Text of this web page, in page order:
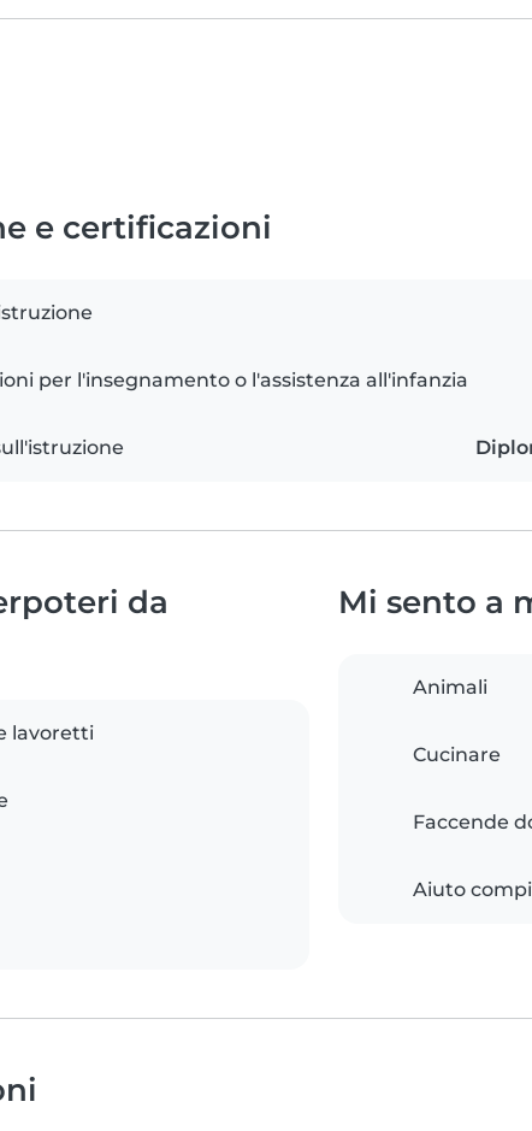
e certificazioni
per l'insegnamento o l'assistenza all'infanzia
da
lavoretti
Mi sento a
Animali
Cucinare
Faccende
Aiuto